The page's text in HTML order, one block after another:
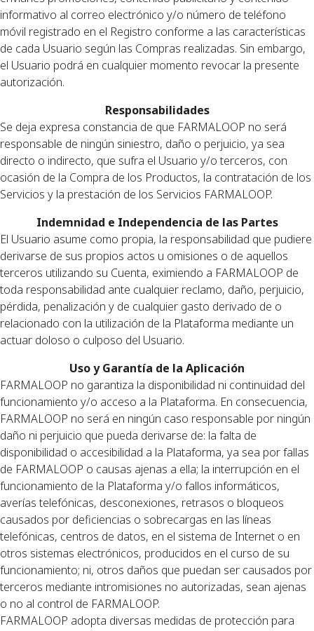
informativo al correo electrónico y/o número de teléfono
móvil registrado en el Registro conforme a las características
de cada Usuario según las Compras realizadas. Sin embargo,
el Usuario podrá en cualquier momento revocar la presente
autorización.
Responsabilidades
Se deja expresa constancia de que FARMALOOP no será
responsable de ningún siniestro, daño o perjuicio, ya sea
directo o indirecto, que sufra el Usuario y/o terceros, con
ocasión de la Compra de los Productos, la contratación de los
Servicios y la prestación de los Servicios FARMALOOP.
Indemnidad e Independencia de las Partes
El Usuario asume como propia, la responsabilidad que pudiere
derivarse de sus propios actos u omisiones o de aquellos
terceros utilizando su Cuenta, eximiendo a FARMALOOP de
toda responsabilidad ante cualquier reclamo, daño, perjuicio,
pérdida, penalización y de cualquier gasto derivado de o
relacionado con la utilización de la Plataforma mediante un
actuar doloso o culposo del Usuario.
Uso y Garantía de la Aplicación
FARMALOOP no garantiza la disponibilidad ni continuidad del
funcionamiento y/o acceso a la Plataforma. En consecuencia,
FARMALOOP no será en ningún caso responsable por ningún
daño ni perjuicio que pueda derivarse de: la falta de
disponibilidad o accesibilidad a la Plataforma, ya sea por fallas
de FARMALOOP o causas ajenas a ella; la interrupción en el
funcionamiento de la Plataforma y/o fallos informáticos,
averías telefónicas, desconexiones, retrasos o bloqueos
causados por deficiencias o sobrecargas en las líneas
telefónicas, centros de datos, en el sistema de Internet o en
otros sistemas electrónicos, producidos en el curso de su
funcionamiento; ni, otros daños que puedan ser causados por
terceros mediante intromisiones no autorizadas, sean ajenas
o no al control de FARMALOOP.
FARMALOOP adopta diversas medidas de protección para